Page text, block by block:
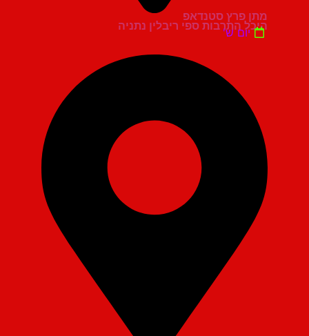
היכל התרבות ספי ריבלין נתניה
מתן פרץ סטנדאפ
יום ש'